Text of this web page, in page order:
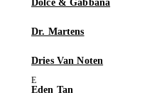
Dolce & Gabbana
Dr. Martens
Dries Van Noten
Eden Tan